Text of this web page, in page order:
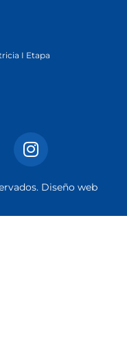
I Etapa
Diseño web